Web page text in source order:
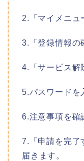
2.「マイメニュ
3.「登録情報の
4.「サービス解
5.パスワードを
6.注意事項を確
7.「申請を完了
届きます。